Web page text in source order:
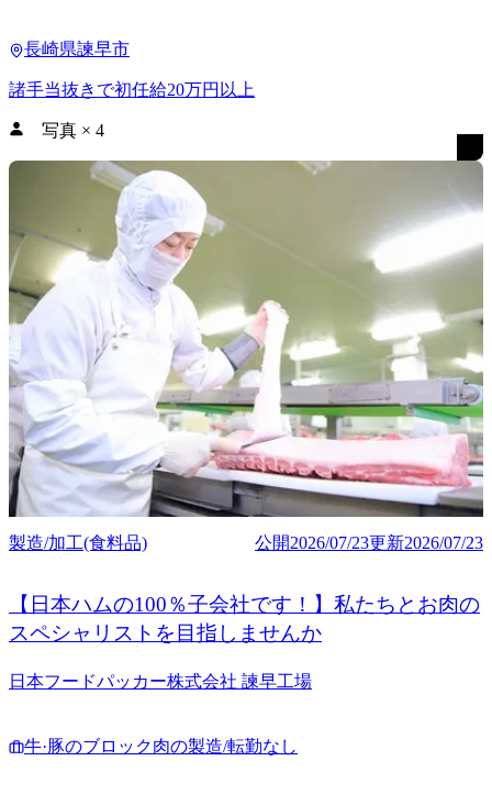
長崎県諫早市
諸手当抜きで初任給20万円以上
写真 × 4
製造/加工(食料品) 公開2026/07/23更新2026/07/23
【日本ハムの100％子会社です！】私たちとお肉の
スペシャリストを目指しませんか
日本フードパッカー株式会社 諫早工場
牛·豚のブロック肉の製造/転勤なし